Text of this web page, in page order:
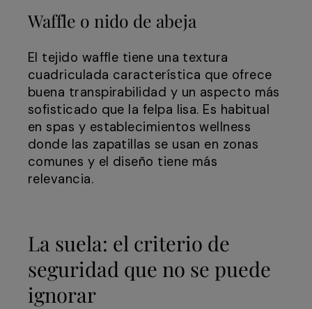
Waffle o nido de abeja
El tejido waffle tiene una textura
cuadriculada característica que ofrece
buena transpirabilidad y un aspecto más
sofisticado que la felpa lisa. Es habitual
en spas y establecimientos wellness
donde las zapatillas se usan en zonas
comunes y el diseño tiene más
relevancia.
La suela: el criterio de
seguridad que no se puede
ignorar